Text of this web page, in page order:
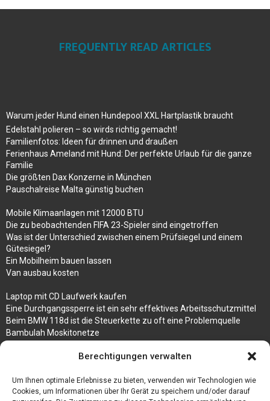
Berechtigungen verwalten
Um Ihnen optimale Erlebnisse zu bieten, verwenden wir Technologien wie
Cookies, um Informationen über Ihr Gerät zu speichern und/oder darauf
FREQUENTLY READ ARTICLES
Warum jeder Hund einen Hundepool XXL Hartplastik braucht
Edelstahl polieren – so wirds richtig gemacht!
Familienfotos: Ideen für drinnen und draußen
Ferienhaus Ameland mit Hund: Der perfekte Urlaub für die ganze
Familie
Die größten Dax Konzerne in München
Pauschalreise Malta günstig buchen
Mobile Klimaanlagen mit 12000 BTU
Die zu beobachtenden FIFA 23-Spieler sind eingetroffen
Was ist der Unterschied zwischen einem Prüfsiegel und einem
Gütesiegel?
Ein Mobilheim bauen lassen
Van ausbau kosten
Laptop mit CD Laufwerk kaufen
Eine Durchgangssperre ist ein sehr effektives Arbeitsschutzmittel
Beim BMW 118d ist die Steuerkette zu oft eine Problemquelle
Bambulah Moskitonetze
Test Toilettensitz – Helfen Sie Ihren Senioren
Personalhandbuch